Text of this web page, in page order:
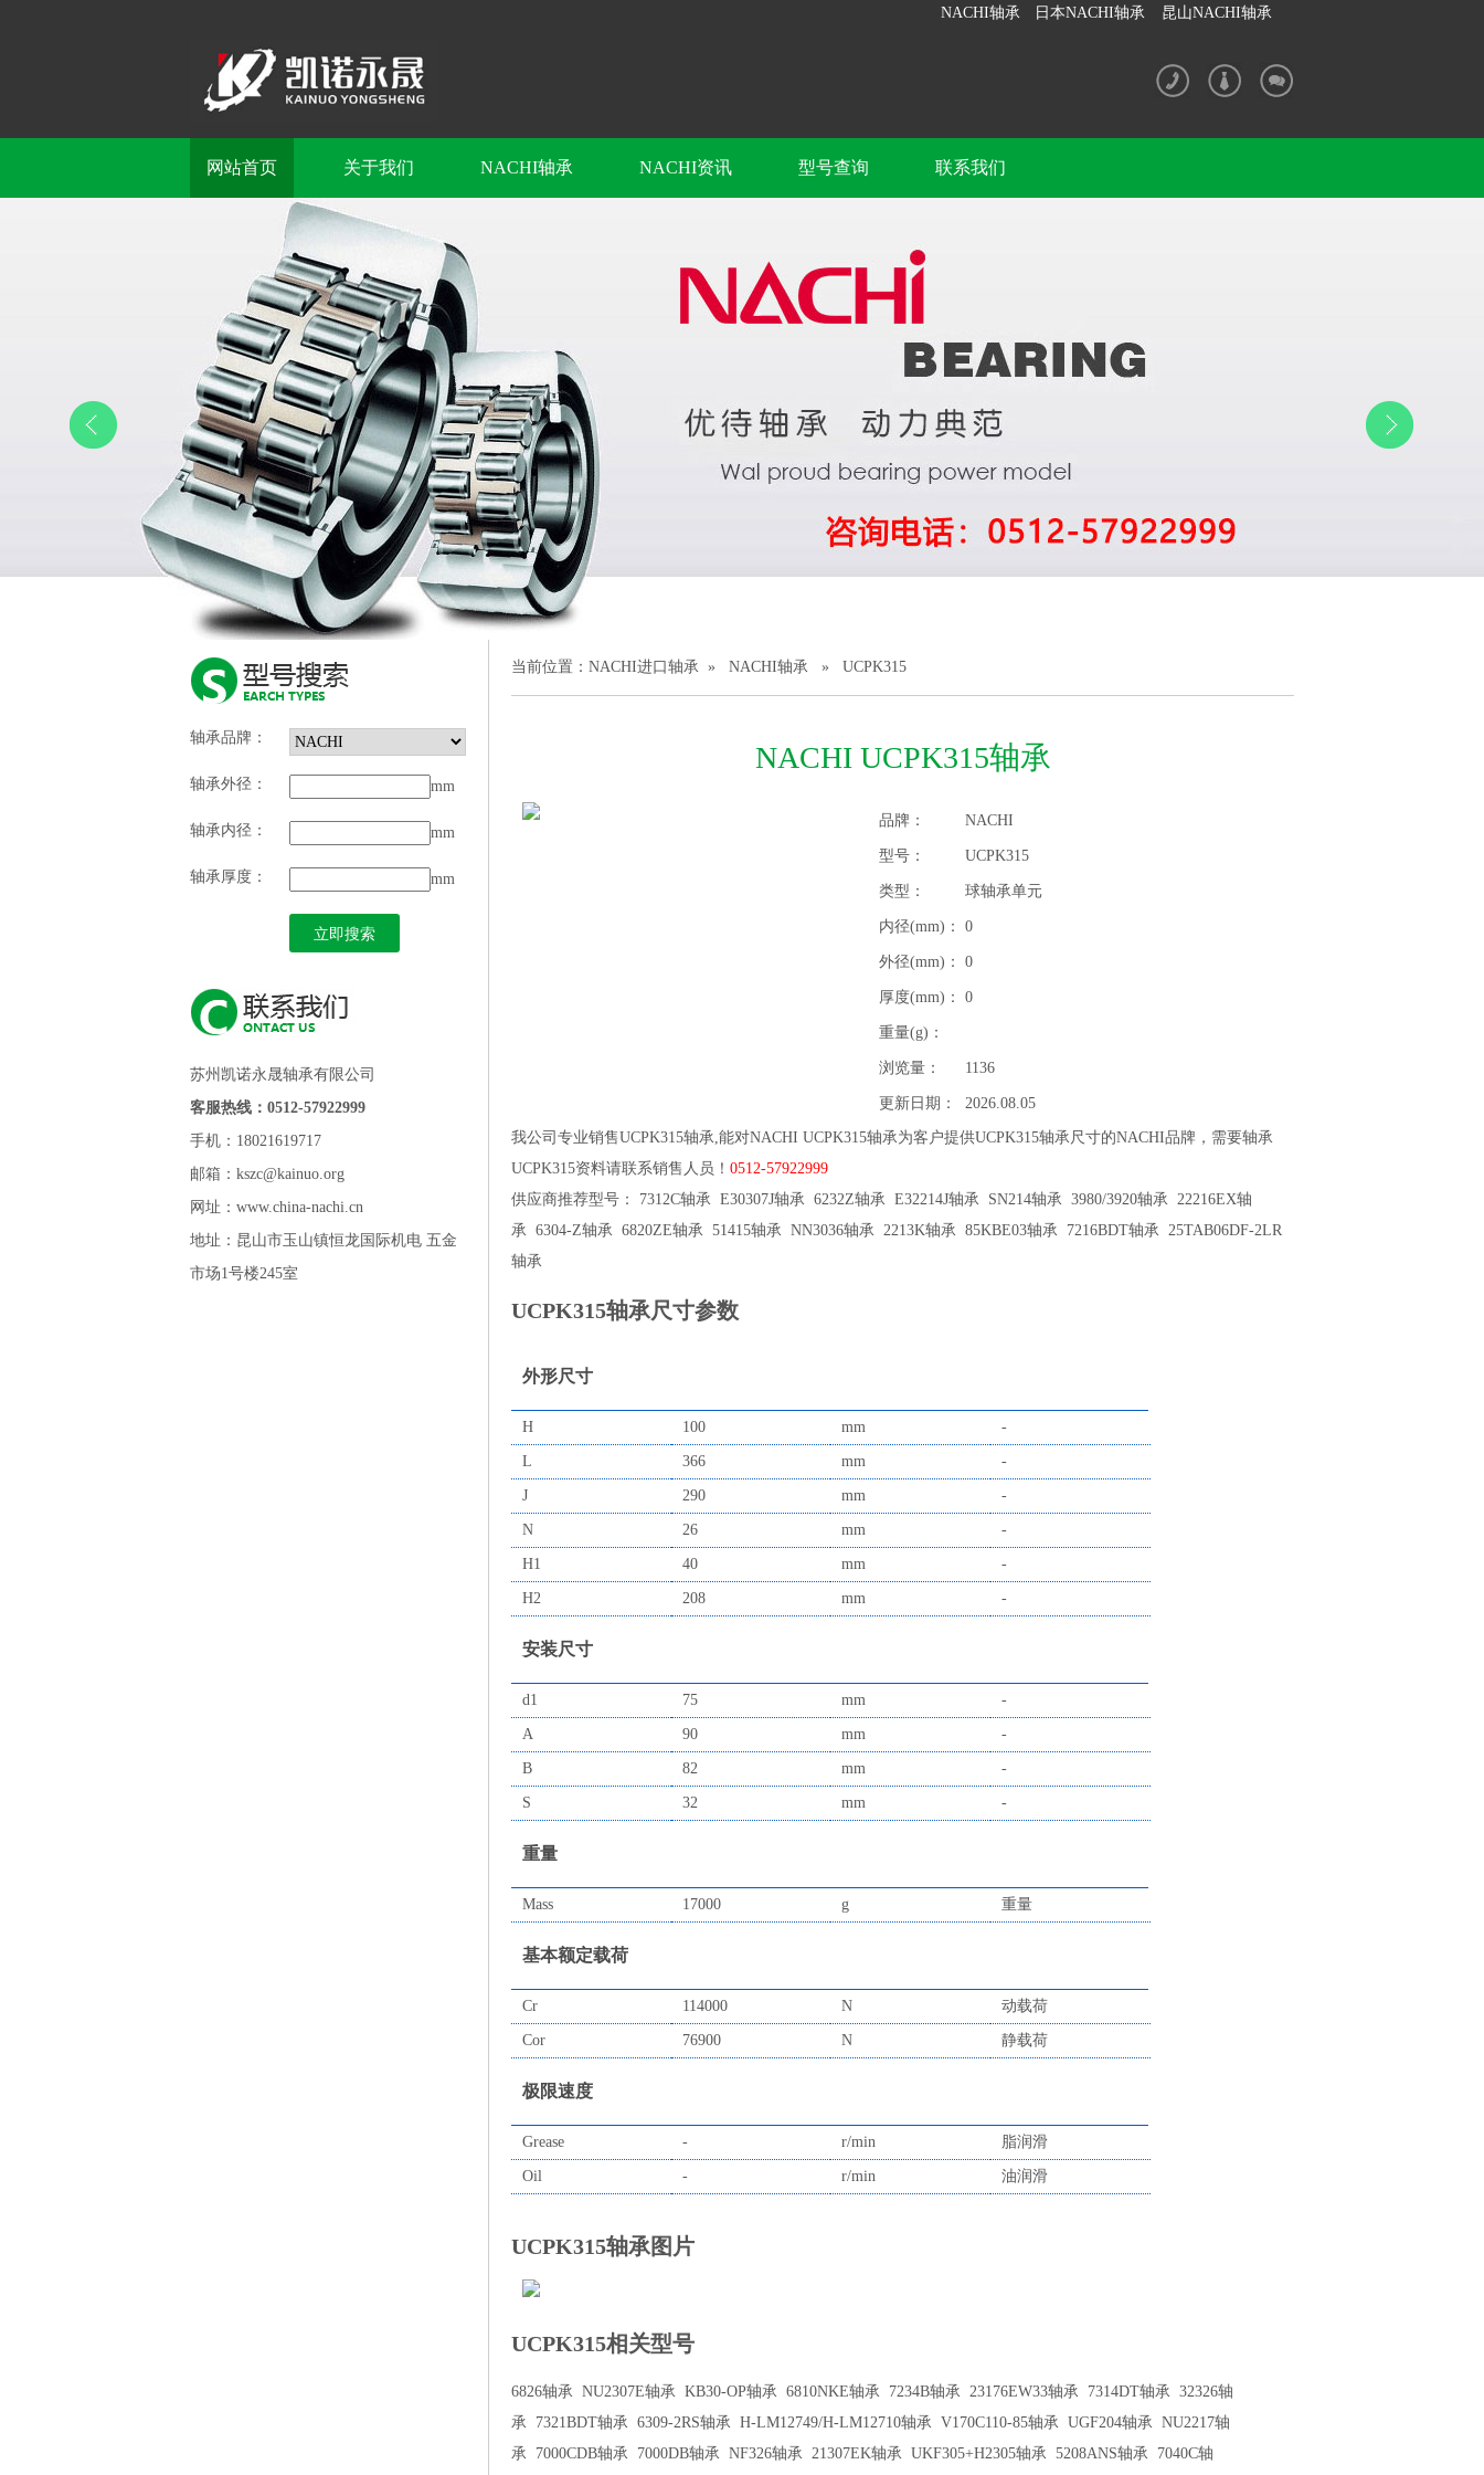
NACHI轴承 日本NACHI轴承 昆山NACHI轴承
网站首页 关于我们 NACHI轴承 NACHI资讯 型号查询 联系我们
轴承品牌：
轴承外径： mm
轴承内径： mm
轴承厚度： mm
苏州凯诺永晟轴承有限公司
客服热线：0512-57922999
手机：18021619717
邮箱：kszc@kainuo.org
网址：www.china-nachi.cn
地址：昆山市玉山镇恒龙国际机电 五金
市场1号楼245室
当前位置： NACHI进口轴承 » NACHI轴承 » UCPK315
NACHI UCPK315轴承
品牌： NACHI
型号： UCPK315
类型： 球轴承单元
内径(mm)： 0
外径(mm)： 0
厚度(mm)： 0
重量(g)：
浏览量： 1136
更新日期： 2026.08.05
我公司专业销售UCPK315轴承,能对NACHI UCPK315轴承为客户提供UCPK315轴承尺寸的NACHI品牌，需要轴承
UCPK315资料请联系销售人员！ 0512-57922999
供应商推荐型号： 7312C轴承 E30307J轴承 6232Z轴承 E32214J轴承 SN214轴承 3980/3920轴承 22216EX轴
承 6304-Z轴承 6820ZE轴承 51415轴承 NN3036轴承 2213K轴承 85KBE03轴承 7216BDT轴承 25TAB06DF-2LR
轴承
UCPK315轴承尺寸参数
外形尺寸
H 100 mm -
L 366 mm -
J 290 mm -
N 26 mm -
H1 40 mm -
H2 208 mm -
安装尺寸
d1 75 mm -
A 90 mm -
B 82 mm -
S 32 mm -
重量
Mass 17000 g 重量
基本额定载荷
Cr 114000 N 动载荷
Cor 76900 N 静载荷
极限速度
Grease - r/min 脂润滑
Oil - r/min 油润滑
UCPK315轴承图片
UCPK315相关型号
6826轴承 NU2307E轴承 KB30-OP轴承 6810NKE轴承 7234B轴承 23176EW33轴承 7314DT轴承 32326轴
承 7321BDT轴承 6309-2RS轴承 H-LM12749/H-LM12710轴承 V170C110-85轴承 UGF204轴承 NU2217轴
承 7000CDB轴承 7000DB轴承 NF326轴承 21307EK轴承 UKF305+H2305轴承 5208ANS轴承 7040C轴